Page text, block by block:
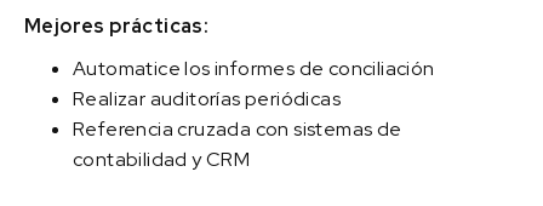
Mejores prácticas:
Automatice los informes de conciliación
Realizar auditorías periódicas
Referencia cruzada con sistemas de
contabilidad y CRM